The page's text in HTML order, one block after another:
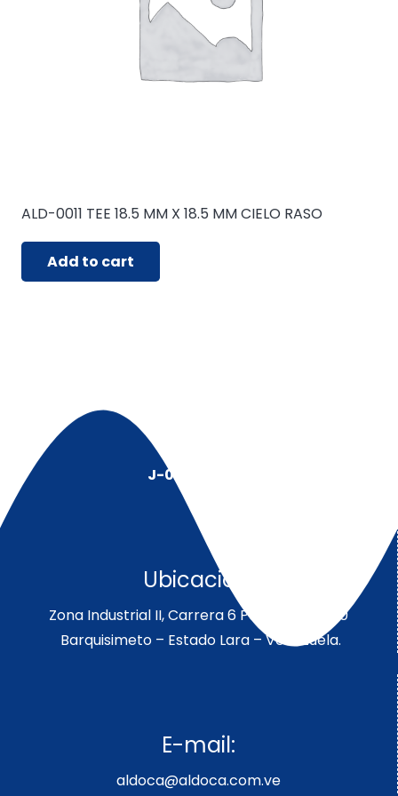
ALD-0011 TEE 18.5 MM X 18.5 MM CIELO RASO
Add to cart
J-00128491-5
Ubicación:
Zona Industrial II, Carrera 6 Parcela 189-190
Barquisimeto – Estado Lara – Venezuela.
E-mail:
aldoca@aldoca.com.ve